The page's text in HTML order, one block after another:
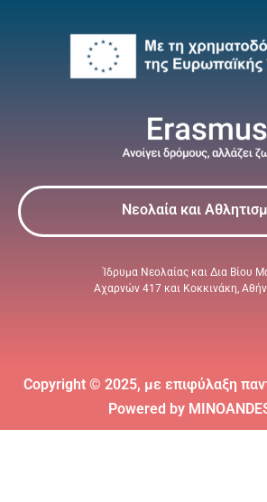
Νεολαία και
Ίδρυμα Νεολαίας και Δια Βίου
Αχαρνών 417 και Κοκκινάκη,
Copyright © 2025, με επιφύλαξη
Powered by